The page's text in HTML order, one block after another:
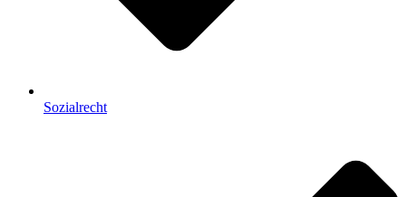
Sozialrecht